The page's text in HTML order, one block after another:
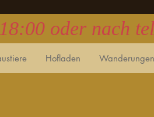
Hofladen Wanderungen
oder nach